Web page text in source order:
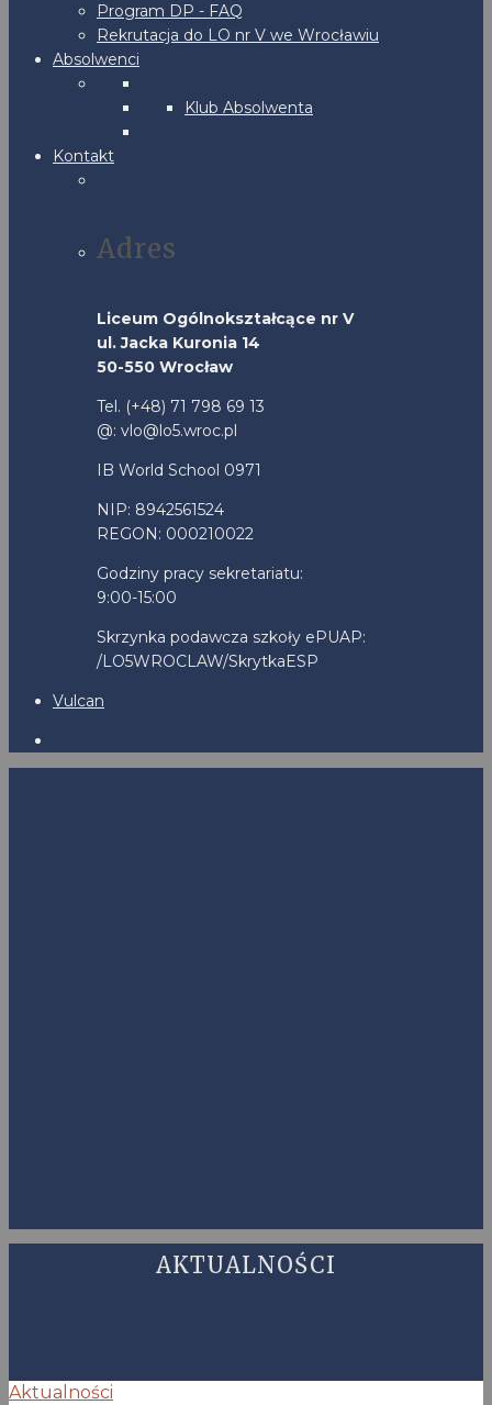
Program DP - FAQ
Rekrutacja do LO nr V we Wrocławiu
Absolwenci
Klub Absolwenta
Kontakt
Adres
Liceum Ogólnokształcące nr V
ul. Jacka Kuronia 14
50-550 Wrocław
Tel. (+48) 71 798 69 13
@: vlo@lo5.wroc.pl
IB World School 0971
NIP: 8942561524
REGON: 000210022
Godziny pracy sekretariatu:
9:00-15:00
Skrzynka podawcza szkoły ePUAP:
/LO5WROCLAW/SkrytkaESP
Vulcan
AKTUALNOŚCI
Aktualności